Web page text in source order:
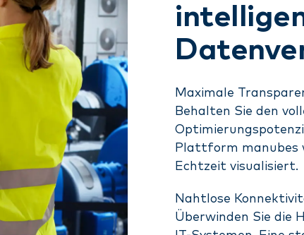
Maximale
Behalten Sie den
Plattform manubes
Echtzeit visualisiert.
Nahtlose
Überwinden Sie die